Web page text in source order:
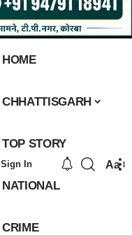
HOME
CHHATTISGARH
TOP STORY
NATIONAL
CRIME
Sign In Aa